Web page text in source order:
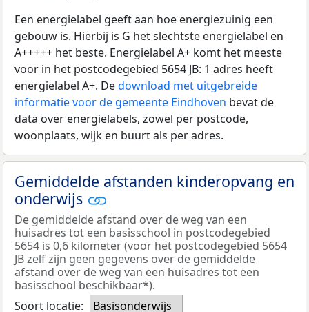
Een energielabel geeft aan hoe energiezuinig een
gebouw is. Hierbij is G het slechtste energielabel en
A+++++ het beste. Energielabel A+ komt het meeste
voor in het postcodegebied 5654 JB: 1 adres heeft
energielabel A+. Dedownload met uitgebreide
informatie voor de gemeente Eindhoven bevat de
data over energielabels, zowel per postcode,
woonplaats, wijk en buurt als per adres.
Gemiddelde afstanden kinderopvang en
onderwijs
De gemiddelde afstand over de weg van een
huisadres tot een basisschool in postcodegebied
5654 is 0,6 kilometer (voor het postcodegebied 5654
JB zelf zijn geen gegevens over de gemiddelde
afstand over de weg van een huisadres tot een
basisschool beschikbaar*).
Soort locatie:
Basisonderwijs